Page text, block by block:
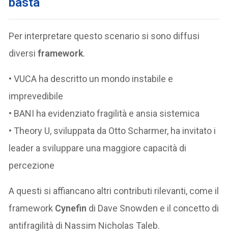
Per interpretare questo scenario si sono diffusi
diversiframework.
• VUCA ha descritto un mondo instabile e
imprevedibile
• BANI ha evidenziato fragilità e ansia sistemica
• Theory U, sviluppata da Otto Scharmer, ha invitato i
leader a sviluppare una maggiore capacità di
percezione
A questi si affiancano altri contributi rilevanti, come il
framework Cynefin di Dave Snowden e il concetto di
antifragilità di Nassim Nicholas Taleb.